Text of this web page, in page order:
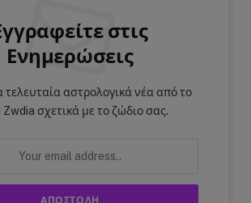
στις
Ενημερώσεις
τελευταία αστρολογικά νέα από το
σχετικά με το ζώδιο σας.